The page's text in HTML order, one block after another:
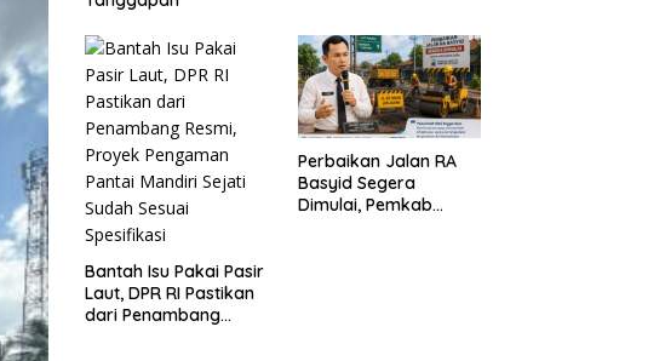
Bantah Isu Pakai Pasir
Laut, DPR RI Pastikan
dari Penambang
Perbaikan Jalan RA
Basyid Segera
Dimulai, Pemkab